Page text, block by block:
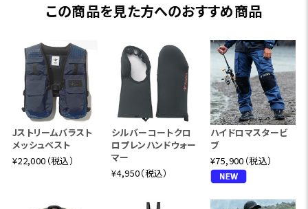
この商品を見た方へのおすすめ商品
Jストリームバラスト
メッシュベスト
¥22,000（税込）
シルバーコートクロ
ロプレンハンドウォー
マー
¥4,950（税込）
ハイドロマスタービ
ブ
¥75,900（税込）